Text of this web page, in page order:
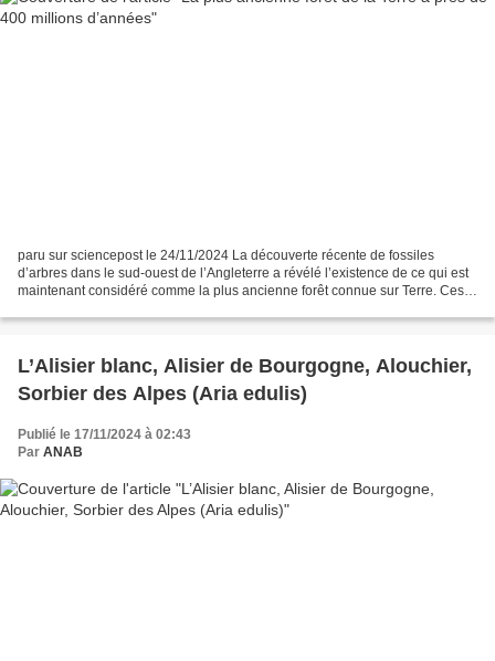
paru sur sciencepost le 24/11/2024 La découverte récente de fossiles
d’arbres dans le sud-ouest de l’Angleterre a révélé l’existence de ce qui est
maintenant considéré comme la plus ancienne forêt connue sur Terre. Ces
L’Alisier blanc, Alisier de Bourgogne, Alouchier,
Sorbier des Alpes (Aria edulis)
Publié le 17/11/2024 à 02:43
Par ANAB